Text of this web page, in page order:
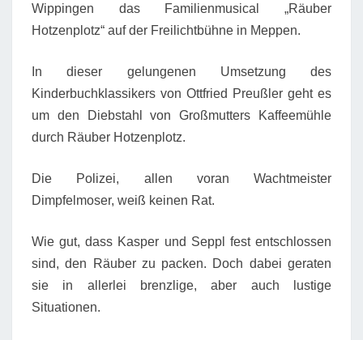
Wippingen das Familienmusical „Räuber
Hotzenplotz“ auf der Freilichtbühne in Meppen.
In dieser gelungenen Umsetzung des
Kinderbuchklassikers von Ottfried Preußler geht es
um den Diebstahl von Großmutters Kaffeemühle
durch Räuber Hotzenplotz.
Die Polizei, allen voran Wachtmeister
Dimpfelmoser, weiß keinen Rat.
Wie gut, dass Kasper und Seppl fest entschlossen
sind, den Räuber zu packen. Doch dabei geraten
sie in allerlei brenzlige, aber auch lustige
Situationen.